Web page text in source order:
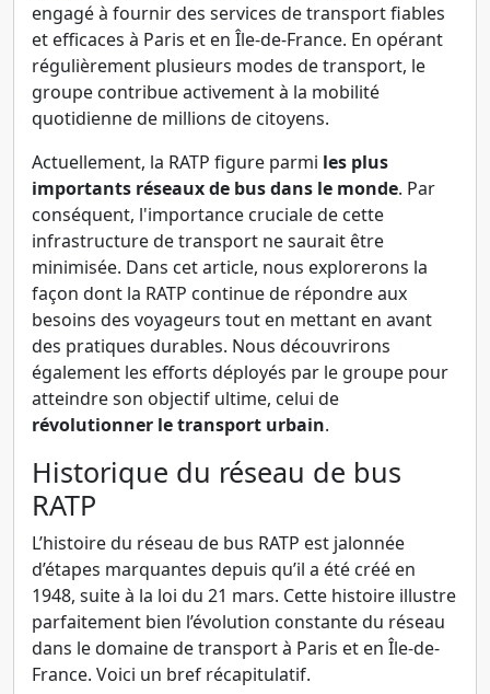
engagé à fournir des services de transport fiables
et efficaces à Paris et en Île-de-France. En opérant
régulièrement plusieurs modes de transport, le
groupe contribue activement à la mobilité
quotidienne de millions de citoyens.
Actuellement, la RATP figure parmi les plus
importants réseaux de bus dans le monde. Par
conséquent, l'importance cruciale de cette
infrastructure de transport ne saurait être
minimisée. Dans cet article, nous explorerons la
façon dont la RATP continue de répondre aux
besoins des voyageurs tout en mettant en avant
des pratiques durables. Nous découvrirons
également les efforts déployés par le groupe pour
atteindre son objectif ultime, celui de
révolutionner le transport urbain.
Historique du réseau de bus
RATP
L’histoire du réseau de bus RATP est jalonnée
d’étapes marquantes depuis qu’il a été créé en
1948, suite à la loi du 21 mars. Cette histoire illustre
parfaitement bien l’évolution constante du réseau
dans le domaine de transport à Paris et en Île-de-
France. Voici un bref récapitulatif.